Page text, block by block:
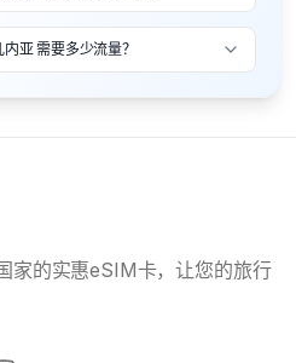
亚 需要多少流量？
家的实惠eSIM卡，让您的旅行